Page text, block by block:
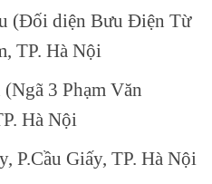
(Đối diện Bưu Điện Từ
TP. Hà Nội
3 Phạm Văn
Hà Nội
P.Cầu Giấy, TP. Hà Nội